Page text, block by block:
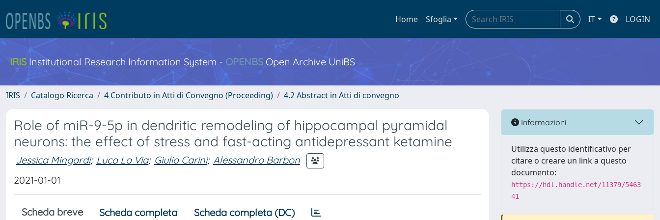
Home Sfoglia IT LOGIN
IRIS Institutional Research Information System - OPENBS Open Archive UniBS
IRIS Catalogo Ricerca 4 Contributo in Atti di Convegno (Proceeding) 4.2 Abstract in Atti di convegno
Role of miR-9-5p in dendritic remodeling of hippocampal pyramidal
neurons: the effect of stress and fast-acting antidepressant ketamine
Jessica Mingardi; Luca La Via; Giulia Carini; Alessandro Barbon
2021-01-01
Scheda breve Scheda completa Scheda completa (DC)
Informazioni
Utilizza questo identificativo per
citare o creare un link a questo
documento:
https://hdl.handle.net/11379/5463
41